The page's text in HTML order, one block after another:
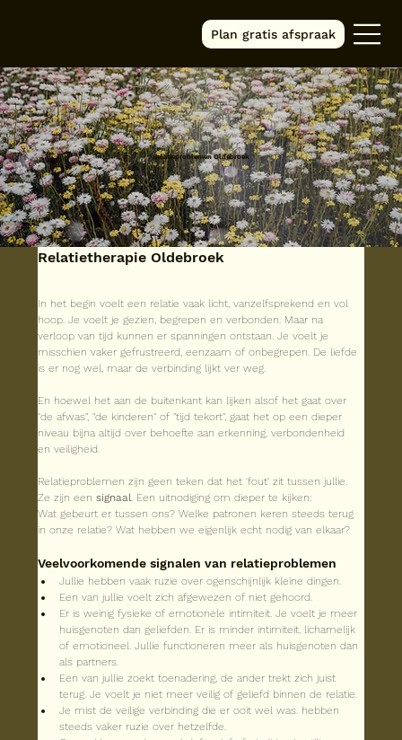
Plan gratis afspraak
Relatieproblemen Oldebroek
Relatietherapie Oldebroek
In het begin voelt een relatie vaak licht, vanzelfsprekend en vol
hoop. Je voelt je gezien, begrepen en verbonden. Maar na
verloop van tijd kunnen er spanningen ontstaan. Je voelt je
misschien vaker gefrustreerd, eenzaam of onbegrepen. De liefde
is er nog wel, maar de verbinding lijkt ver weg.
En hoewel het aan de buitenkant kan lijken alsof het gaat over
"de afwas", "de kinderen" of "tijd tekort", gaat het op een dieper
niveau bijna altijd over behoefte aan erkenning, verbondenheid
en veiligheid.
Relatieproblemen zijn geen teken dat het 'fout' zit tussen jullie.
Ze zijn een signaal . Een uitnodiging om dieper te kijken:
Wat gebeurt er tussen ons? Welke patronen keren steeds terug
in onze relatie? Wat hebben we eigenlijk echt nodig van elkaar?
Veelvoorkomende signalen van relatieproblemen
Jullie hebben vaak ruzie over ogenschijnlijk kleine dingen.
Een van jullie voelt zich afgewezen of niet gehoord.
Er is weinig fysieke of emotionele intimiteit. Je voelt je meer
huisgenoten dan geliefden. Er is minder intimiteit, lichamelijk
of emotioneel. Jullie functioneren meer als huisgenoten dan
als partners.
Een van jullie zoekt toenadering, de ander trekt zich juist
terug. Je voelt je niet meer veilig of geliefd binnen de relatie.
Je mist de veilige verbinding die er ooit wel was. hebben
steeds vaker ruzie over hetzelfde.